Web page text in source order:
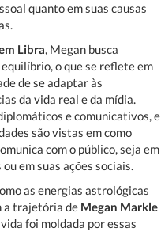
quanto em suas causas
Libra, Megan busca
o que se reflete em
de se adaptar às
da vida real e da mídia.
e comunicativos, e
são vistas em como
com o público, seja em
em suas ações sociais.
as energias astrológicas
a trajetória de Megan Markle
foi moldada por essas